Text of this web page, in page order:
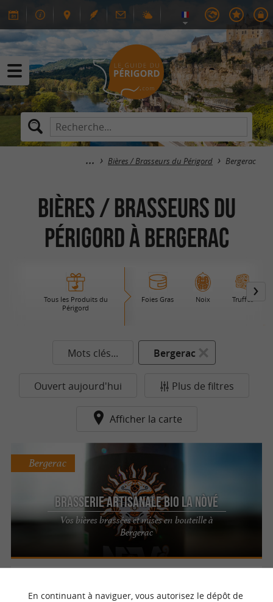
Bières / Brasseurs du Périgord Bergerac
Bières / brasseurs du
Périgord à Bergerac
Tous les Produits du
Périgord
Foies Gras Noix Truffes
Mots clés... Bergerac
Ouvert aujourd'hui Plus de filtres
Afficher la carte
Brasserie Artisanale Bio la NÒVÉ
Vos bières brassées et mises en bouteille à
Bergerac
Bergerac
En continuant à naviguer, vous autorisez le dépôt de